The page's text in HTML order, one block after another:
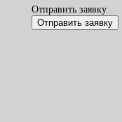
Отправить заявку